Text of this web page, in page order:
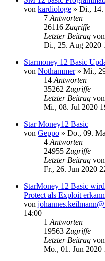
von kardiologe » Di., 14.
7 Antworten
26116 Zugriffe
Letzter Beitrag von
Di., 25. Aug 2020
Starmoney 12 Basic
von Nothammer» Mi.,
14 Antworten
35262 Zugriffe
Letzter Beitrag von
Mi., 08. Jul 2020
Star Money12 Basic
von Geppo » Do., 09.
4 Antworten
24955 Zugriffe
Letzter Beitrag von
Fr., 26. Jun 2020
StarMoney 12 Basic
Protect als Exploit
von
14:00
1 Antworten
19563 Zugriffe
Letzter Beitrag von
Mo., 01. Jun 2020